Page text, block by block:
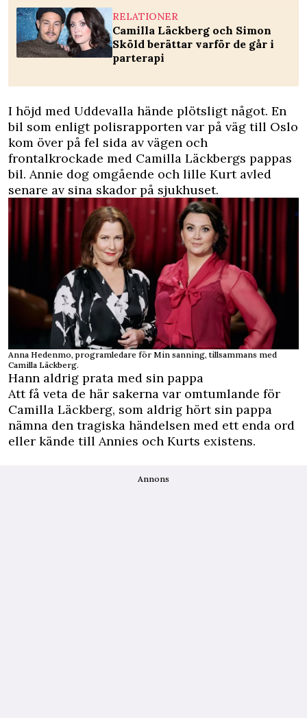
RELATIONER
Camilla Läckberg och Simon
Sköld berättar varför de går i
parterapi
I höjd med Uddevalla hände plötsligt något. En
bil som enligt polisrapporten var på väg till Oslo
kom över på fel sida av vägen och
frontalkrockade med Camilla Läckbergs pappas
bil. Annie dog omgående och lille Kurt avled
senare av sina skador på sjukhuset.
Anna Hedenmo, programledare för Min sanning, tillsammans med
Camilla Läckberg.
Hann aldrig prata med sin pappa
Att få veta de här sakerna var omtumlande för
Camilla Läckberg, som aldrig hört sin pappa
nämna den tragiska händelsen med ett enda ord
eller kände till Annies och Kurts existens.
Annons